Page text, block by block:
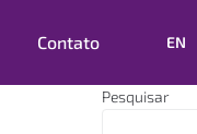
Contato EN
Pesquisar